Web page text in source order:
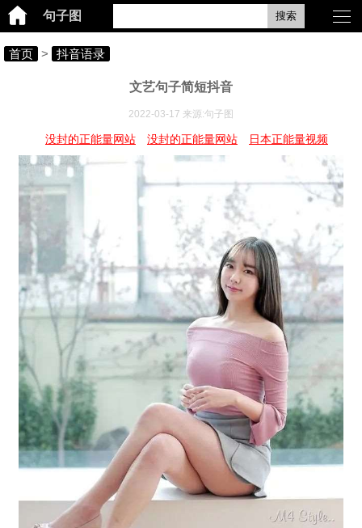
句子图 搜索
首页 > 抖音语录
文艺句子简短抖音
2022-03-17 来源:句子图
没封的正能量网站 没封的正能量网站 日本正能量视频